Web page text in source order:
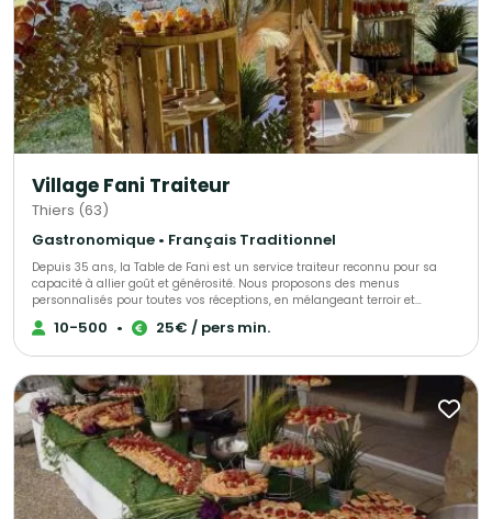
Village Fani Traiteur
Thiers (63)
Gastronomique • Français Traditionnel
Depuis 35 ans, la Table de Fani est un service traiteur reconnu pour sa
capacité à allier goût et générosité. Nous proposons des menus
personnalisés pour toutes vos réceptions, en mélangeant terroir et
accents d’autres cultures. Notre mission est de vous accompagner dans
l'organisation de vos événements privés et professionnels, pour 10 à 300
pour vous garantir des réceptions réussies !
10-500 • 25€ / pers min.